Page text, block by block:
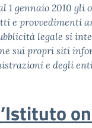
1 gennaio 2010 gli
e provvedimenti
legale si
sui propri siti
e degli